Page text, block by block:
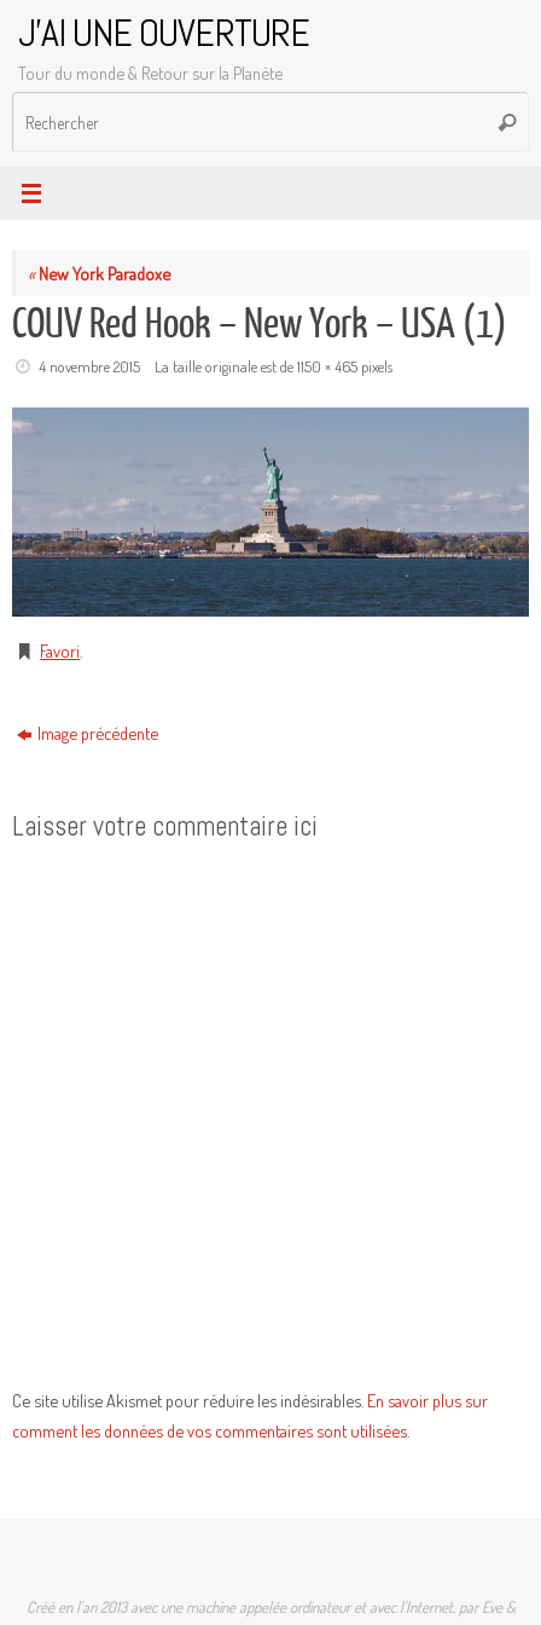
contenu
J'AI UNE OUVERTURE
Tour du monde & Retour sur la Planète
«New York Paradoxe
COUV Red Hook – New York – USA (1)
4 novembre 2015 La taille originale est de1150 × 465pixels
Favori
Image précédente
Laisser votre commentaire ici
Ce site utilise Akismet pour réduire les indésirables. En savoir plus sur
comment les données de vos commentaires sont utilisées
Créé en l'an 2013 avec une machine appelée ordinateur et avec l'Internet, par Eve &